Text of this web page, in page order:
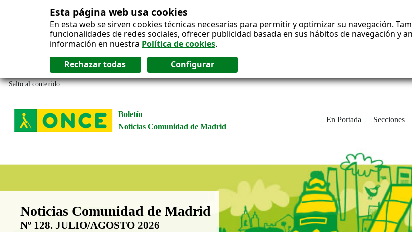
Esta página web usa cookies
En esta web se sirven cookies técnicas necesarias para permitir y optimizar su navegación.
funcionalidades de redes sociales, ofrecer publicidad basada en sus hábitos de navegación y
información en nuestra Política de cookies.
Salto al contenido
Boletín
Noticias Comunidad de Madrid
En Portada Secciones
Boletín Noticias Comunidad de Madrid
Noticias Comunidad de Madrid
Nº 128. JULIO/AGOSTO 2026